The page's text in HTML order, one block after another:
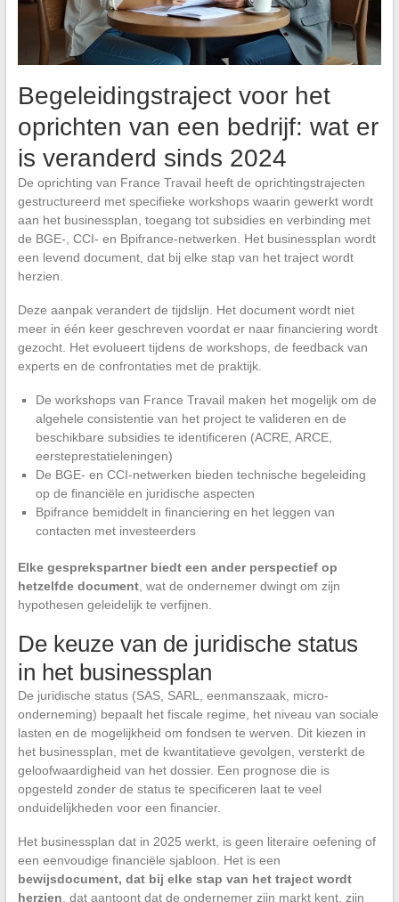
Begeleidingstraject voor het
oprichten van een bedrijf: wat er
is veranderd sinds 2024
De oprichting van France Travail heeft de oprichtingstrajecten
gestructureerd met specifieke workshops waarin gewerkt wordt
aan het businessplan, toegang tot subsidies en verbinding met
de BGE-, CCI- en Bpifrance-netwerken. Het businessplan wordt
een levend document, dat bij elke stap van het traject wordt
herzien.
Deze aanpak verandert de tijdslijn. Het document wordt niet
meer in één keer geschreven voordat er naar financiering wordt
gezocht. Het evolueert tijdens de workshops, de feedback van
experts en de confrontaties met de praktijk.
De workshops van France Travail maken het mogelijk om de
algehele consistentie van het project te valideren en de
beschikbare subsidies te identificeren (ACRE, ARCE,
eersteprestatieleningen)
De BGE- en CCI-netwerken bieden technische begeleiding
op de financiële en juridische aspecten
Bpifrance bemiddelt in financiering en het leggen van
contacten met investeerders
Elke gesprekspartner biedt een ander perspectief op
hetzelfde document, wat de ondernemer dwingt om zijn
hypothesen geleidelijk te verfijnen.
De keuze van de juridische status
in het businessplan
De juridische status (SAS, SARL, eenmanszaak, micro-
onderneming) bepaalt het fiscale regime, het niveau van sociale
lasten en de mogelijkheid om fondsen te werven. Dit kiezen in
het businessplan, met de kwantitatieve gevolgen, versterkt de
geloofwaardigheid van het dossier. Een prognose die is
opgesteld zonder de status te specificeren laat te veel
onduidelijkheden voor een financier.
Het businessplan dat in 2025 werkt, is geen literaire oefening of
een eenvoudige financiële sjabloon. Het is een
bewijsdocument, dat bij elke stap van het traject wordt
herzien , dat aantoont dat de ondernemer zijn markt kent, zijn